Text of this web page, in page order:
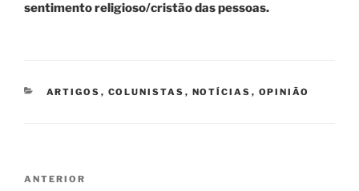
sentimento religioso/cristão das pessoas.
CATEGORIAS
ARTIGOS , COLUNISTAS , NOTÍCIAS , OPINIÃO
Post
ANTERIOR